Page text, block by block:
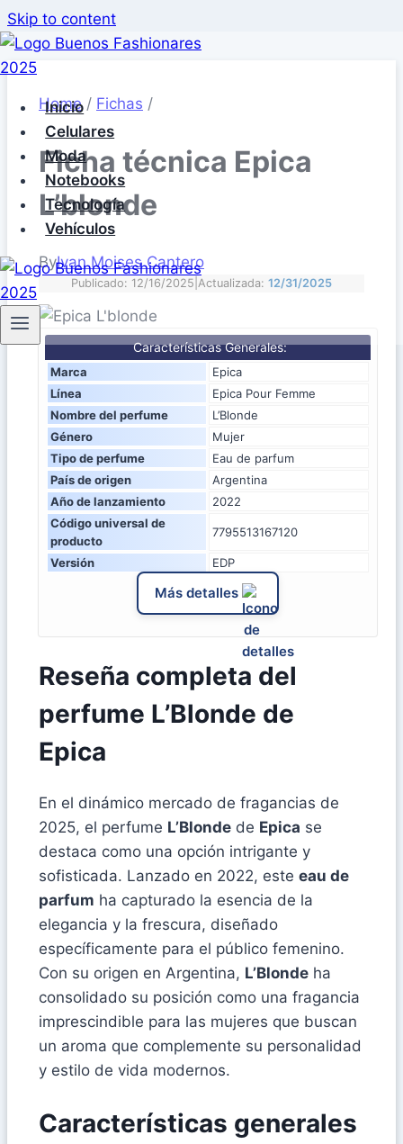
Skip to content
Inicio
Celulares
Moda
Notebooks
Tecnología
Vehículos
Home / Fichas /
Ficha técnica Epica
L’blonde
ByIvan Moises Cantero
Publicado: 12/16/2025 Actualizada: 12/31/2025
Características Generales:
Marca
Epica
Línea
Epica Pour Femme
Nombre del perfume
L’Blonde
Género
Mujer
Tipo de perfume
Eau de parfum
País de origen
Argentina
Año de lanzamiento
2022
Código universal de
producto
7795513167120
Versión EDP
Más detalles
Reseña completa del
perfume L’Blonde de
Epica
En el dinámico mercado de fragancias de
2025, el perfume L’Blonde de Epica se
destaca como una opción intrigante y
sofisticada. Lanzado en 2022, este eau de
parfum ha capturado la esencia de la
elegancia y la frescura, diseñado
específicamente para el público femenino.
Con su origen en Argentina, L’Blonde ha
consolidado su posición como una fragancia
imprescindible para las mujeres que buscan
un aroma que complemente su personalidad
y estilo de vida modernos.
Características generales